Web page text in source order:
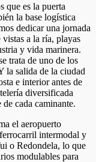
que es la puerta
la base logística
dedicar una jornada
a la ría, playas
y vida marinera.
trata de uno de los
la salida de la ciudad
e interior antes de
diversificada
cada caminante.
el aeropuerto
intermodal y
o Redondela, lo que
modulables para